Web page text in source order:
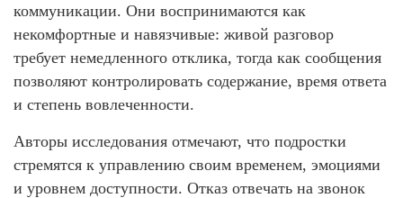
коммуникации. Они воспринимаются как
некомфортные и навязчивые: живой разговор
требует немедленного отклика, тогда как сообщения
позволяют контролировать содержание, время ответа
и степень вовлеченности.
Авторы исследования отмечают, что подростки
стремятся к управлению своим временем, эмоциями
и уровнем доступности. Отказ отвечать на звонок